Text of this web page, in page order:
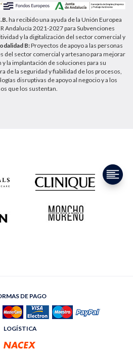
ha recibido una ayuda de la Unión Europea
Andalucía 2021-2027 para Subvenciones
y la digitalización del sector comercial y
B:Proyectos de apoyo a las personas
del sector comercial y artesano para mejorar
la implantación de soluciones para su
de la seguridad y fiabilidad de los procesos,
disruptivas de apoyo al negocio y a los
que los sustentan.
DE PAGO
LOGÍSTICA